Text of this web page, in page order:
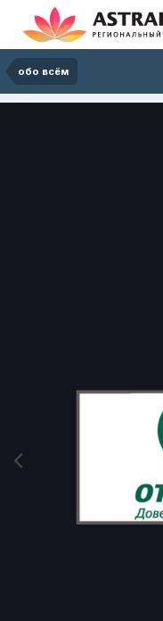
обо всём